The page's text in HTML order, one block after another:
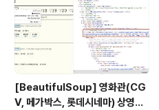
[BeautifulSoup] 영화관(CG
V, 메가박스, 롯데시네마) 상영시